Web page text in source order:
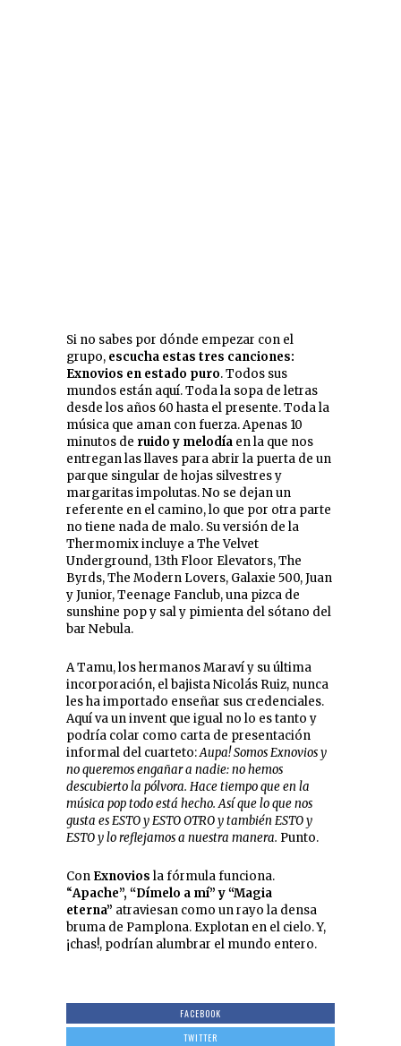
Si no sabes por dónde empezar con el
grupo, escucha estas tres canciones:
Exnovios en estado puro. Todos sus
mundos están aquí. Toda la sopa de letras
desde los años 60 hasta el presente. Toda la
música que aman con fuerza. Apenas 10
minutos de ruido y melodía en la que nos
entregan las llaves para abrir la puerta de un
parque singular de hojas silvestres y
margaritas impolutas. No se dejan un
referente en el camino, lo que por otra parte
no tiene nada de malo. Su versión de la
Thermomix incluye a The Velvet
Underground, 13th Floor Elevators, The
Byrds, The Modern Lovers, Galaxie 500, Juan
y Junior, Teenage Fanclub, una pizca de
sunshine pop y sal y pimienta del sótano del
bar Nebula.
A Tamu, los hermanos Maraví y su última
incorporación, el bajista Nicolás Ruiz, nunca
les ha importado enseñar sus credenciales.
Aquí va un invent que igual no lo es tanto y
podría colar como carta de presentación
informal del cuarteto:Aupa! Somos Exnovios y
no queremos engañar a nadie: no hemos
descubierto la pólvora. Hace tiempo que en la
música pop todo está hecho. Así que lo que nos
gusta es ESTO y ESTO OTRO y también ESTO y
ESTO y lo reflejamos a nuestra manera. Punto.
Con Exnovios la fórmula funciona.
“Apache”, “Dímelo a mí” y “Magia
eterna” atraviesan como un rayo la densa
bruma de Pamplona. Explotan en el cielo. Y,
¡chas!, podrían alumbrar el mundo entero.
FACEBOOK
TWITTER